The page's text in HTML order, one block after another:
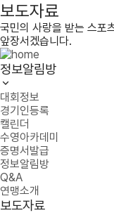
보도자료
국민의 사랑을 받는 스포
앞장서겠습니다.
정보알림방
대회정보
경기인등록
캘린더
수영아카데미
증명서발급
정보알림방
Q&A
연맹소개
보도자료